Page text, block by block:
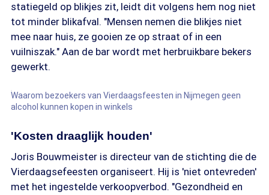
statiegeld op blikjes zit, leidt dit volgens hem nog niet
tot minder blikafval. "Mensen nemen die blikjes niet
mee naar huis, ze gooien ze op straat of in een
vuilniszak." Aan de bar wordt met herbruikbare bekers
gewerkt.
Waarom bezoekers van Vierdaagsfeesten in Nijmegen geen
alcohol kunnen kopen in winkels
'Kosten draaglijk houden'
Joris Bouwmeister is directeur van de stichting die de
Vierdaagsefeesten organiseert. Hij is 'niet ontevreden'
met het ingestelde verkoopverbod. "Gezondheid en